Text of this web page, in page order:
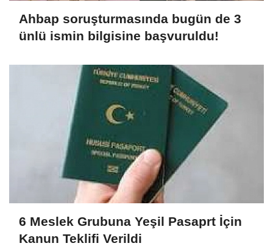
Ahbap soruşturmasında bugün de 3
ünlü ismin bilgisine başvuruldu!
6 Meslek Grubuna Yeşil Pasaprt İçin
Kanun Teklifi Verildi